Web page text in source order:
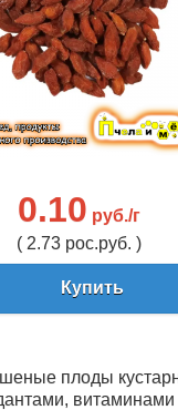
0.10 руб./г
( 2.73 рос.руб. )
Купить
плоды
витаминами